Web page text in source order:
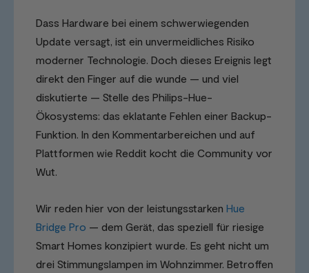
Dass Hardware bei einem schwerwiegenden
Update versagt, ist ein unvermeidliches Risiko
moderner Technologie. Doch dieses Ereignis legt
direkt den Finger auf die wunde — und viel
diskutierte — Stelle des Philips-Hue-
Ökosystems: das eklatante Fehlen einer Backup-
Funktion. In den Kommentarbereichen und auf
Plattformen wie Reddit kocht die Community vor
Wut.
Wir reden hier von der leistungsstarken Hue
Bridge Pro — dem Gerät, das speziell für riesige
Smart Homes konzipiert wurde. Es geht nicht um
drei Stimmungslampen im Wohnzimmer. Betroffen